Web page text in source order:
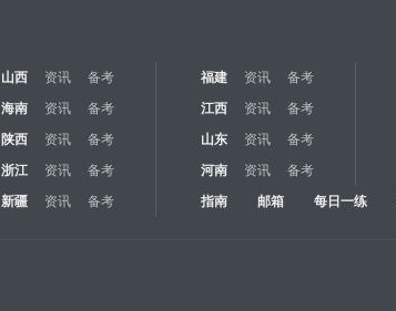
山西 资讯 备考 福建 资讯 备考
海南 资讯 备考 江西 资讯 备考
陕西 资讯 备考 山东 资讯 备考
浙江 资讯 备考 河南 资讯 备考
新疆 资讯 备考 指南 邮箱 每日一练